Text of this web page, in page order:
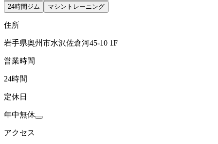
24時間ジム
マシントレーニング
住所
岩手県奥州市水沢佐倉河45-10 1F
営業時間
24時間
定休日
年中無休
アクセス